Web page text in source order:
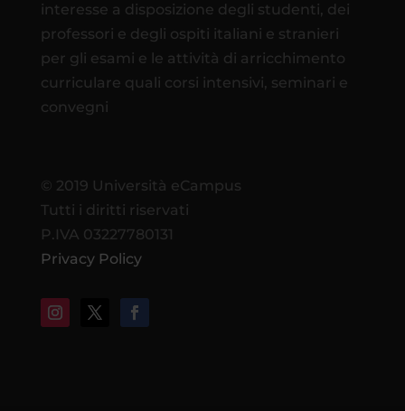
interesse a disposizione degli studenti, dei
professori e degli ospiti italiani e stranieri
per gli esami e le attività di arricchimento
curriculare quali corsi intensivi, seminari e
convegni
© 2019 Università eCampus
Tutti i diritti riservati
P.IVA 03227780131
Privacy Policy